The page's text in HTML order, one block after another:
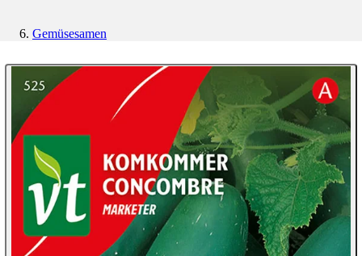
Gemüsesamen